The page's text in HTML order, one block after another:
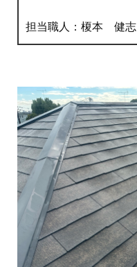
担当職人：榎本 健志